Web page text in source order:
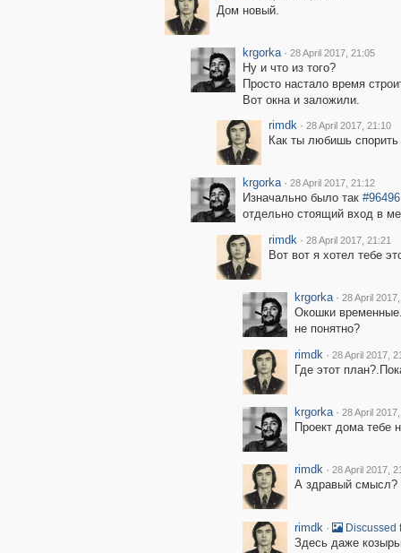
Дом новый.
krgorka · 28 April 2017, 21:05
Ну и что из того?
Просто настало время
Вот окна и заложили.
rimdk · 28 April 2017, 21:10
Как ты любишь
krgorka · 28 April 2017, 21:12
Изначально было так #96496
отдельно стоящий вход в
rimdk · 28 April 2017, 21:21
Вот вот я хотел тебе
krgorka · 28 April
Окошки
не понятно?
rimdk · 28 April 2017,
Где этот
krgorka · 28 April
Проект дома тебе
rimdk · 28 April 2017,
А здравый смысл?
rimdk · Discussed
Здесь даже